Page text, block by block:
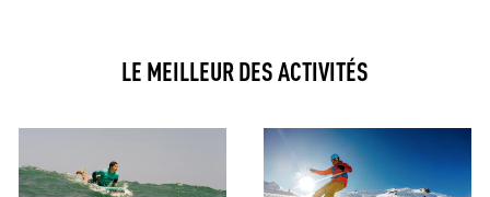
LE MEILLEUR DES ACTIVITÉS